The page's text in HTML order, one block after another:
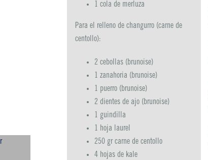
1 cola de merluza
Para el relleno de changurro (carne de
centollo):
2 cebollas (brunoise)
1 zanahoria (brunoise)
1 puerro (brunoise)
2 dientes de ajo (brunoise)
1 guindilla
1 hoja laurel
250 gr carne de centollo
4 hojas de kale